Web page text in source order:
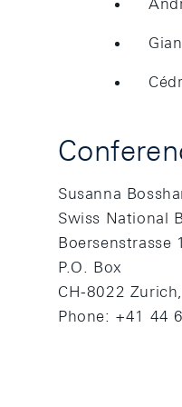
Susanna
Swiss National
Boersenstrasse
P.O. Box
CH-8022
Phone: +41 44